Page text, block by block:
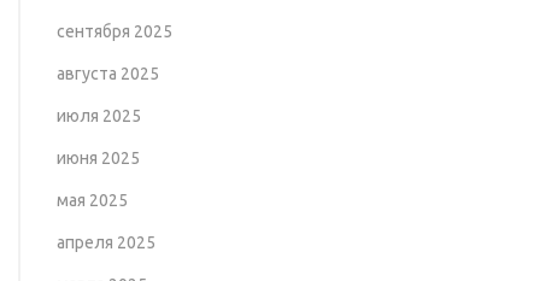
сентября 2025
августа 2025
июля 2025
июня 2025
мая 2025
апреля 2025